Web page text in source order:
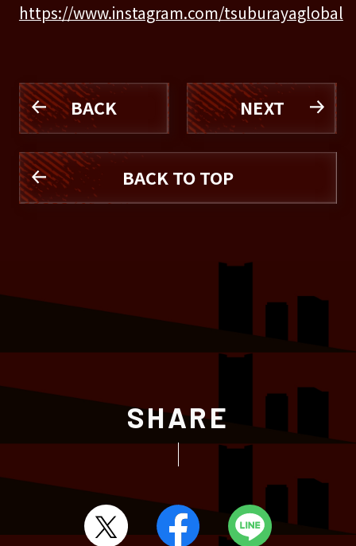
https://www.instagram.com/tsuburayaglobal
BACK
BACK TO TOP
NEXT
SHARE